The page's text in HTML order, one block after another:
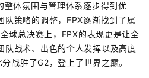
整体氛围与管理体系逐步得到优
队策略的调整，FPX逐渐找到了属
球总决赛上，FPX的表现更是让全
队战术、出色的个人发挥以及高度
战胜了G2，登上了世界之巅。